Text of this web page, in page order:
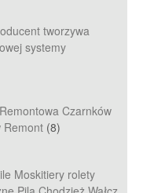
tworzywa
systemy
Czarnków
Remont (8)
Moskitiery rolety